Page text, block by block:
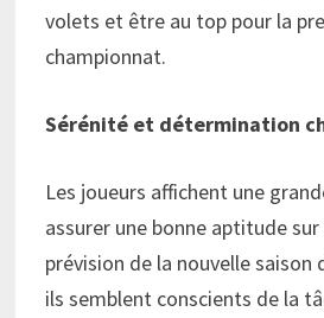
volets et être au top pour la
championnat.
Sérénité et détermination
Les joueurs affichent une
assurer une bonne aptitude
prévision de la nouvelle saison
ils semblent conscients de la